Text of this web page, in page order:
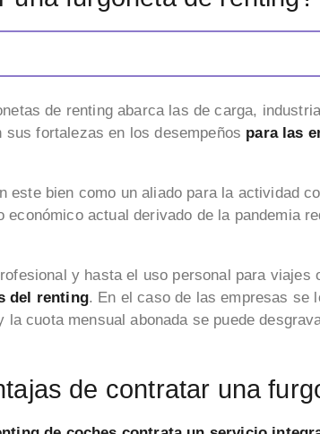
de renting abarca las de carga,
sus fortalezas en los desempeños para las
este bien como un aliado para la actividad
económico actual derivado de la pandemia
y hasta el uso personal para viajes
del renting. En el caso de las empresas se
cuota mensual abonada se puede
de contratar una